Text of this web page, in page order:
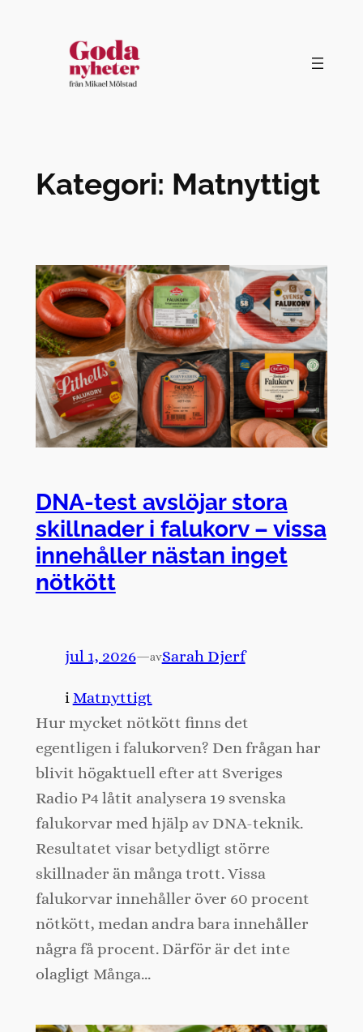
Kategori: Matnyttigt
DNA-test avslöjar stora
skillnader i falukorv – vissa
innehåller nästan inget
nötkött
jul 1, 2026—avSarah Djerf
i Matnyttigt
Hur mycket nötkött finns det
egentligen i falukorven? Den frågan har
blivit högaktuell efter att Sveriges
Radio P4 låtit analysera 19 svenska
falukorvar med hjälp av DNA-teknik.
Resultatet visar betydligt större
skillnader än många trott. Vissa
falukorvar innehåller över 60 procent
nötkött, medan andra bara innehåller
några få procent. Därför är det inte
olagligt Många…